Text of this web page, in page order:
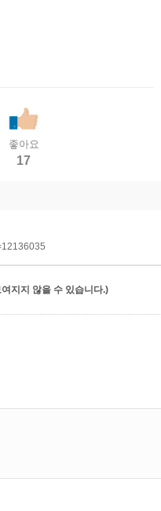
좋아요
17
지지 않을 수 있습니다.)